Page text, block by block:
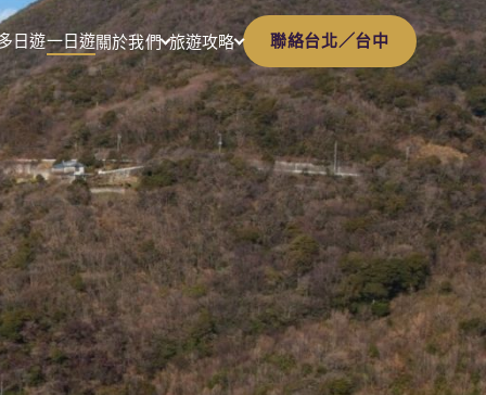
日遊一日遊關於我們 旅遊攻略 聯絡台北／台中